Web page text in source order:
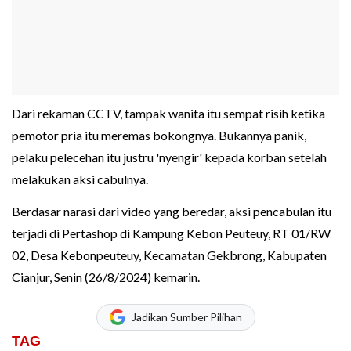
Dari rekaman CCTV, tampak wanita itu sempat risih ketika
pemotor pria itu meremas bokongnya. Bukannya panik,
pelaku pelecehan itu justru 'nyengir' kepada korban setelah
melakukan aksi cabulnya.
Berdasar narasi dari video yang beredar, aksi pencabulan itu
terjadi di Pertashop di Kampung Kebon Peuteuy, RT 01/RW
02, Desa Kebonpeuteuy, Kecamatan Gekbrong, Kabupaten
Cianjur, Senin (26/8/2024) kemarin.
Jadikan Sumber Pilihan
TAG